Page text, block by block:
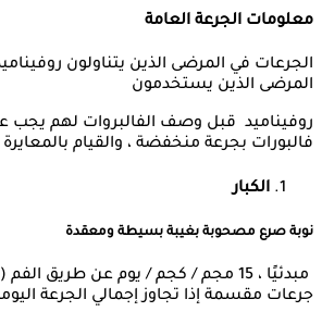
معلومات الجرعة العامة
الجرعات في المرضى الذين يتناولون
المرضى الذين يستخدمون
روفيناميد قبل وصف الفالبروات لهم يجب
فالبورات بجرعة منخفضة ، والقيام
الكبار
نوبة صرع مصحوبة بغيبة بسيطة ومعقدة
جرعات مقسمة إذا تجاوز إجمالي الجرعة اليومية 250